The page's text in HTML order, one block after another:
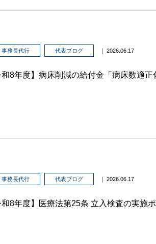
事務長代行 代表ブログ ｜ 2026.06.17
事務長代行 代表ブログ ｜ 2026.06.17